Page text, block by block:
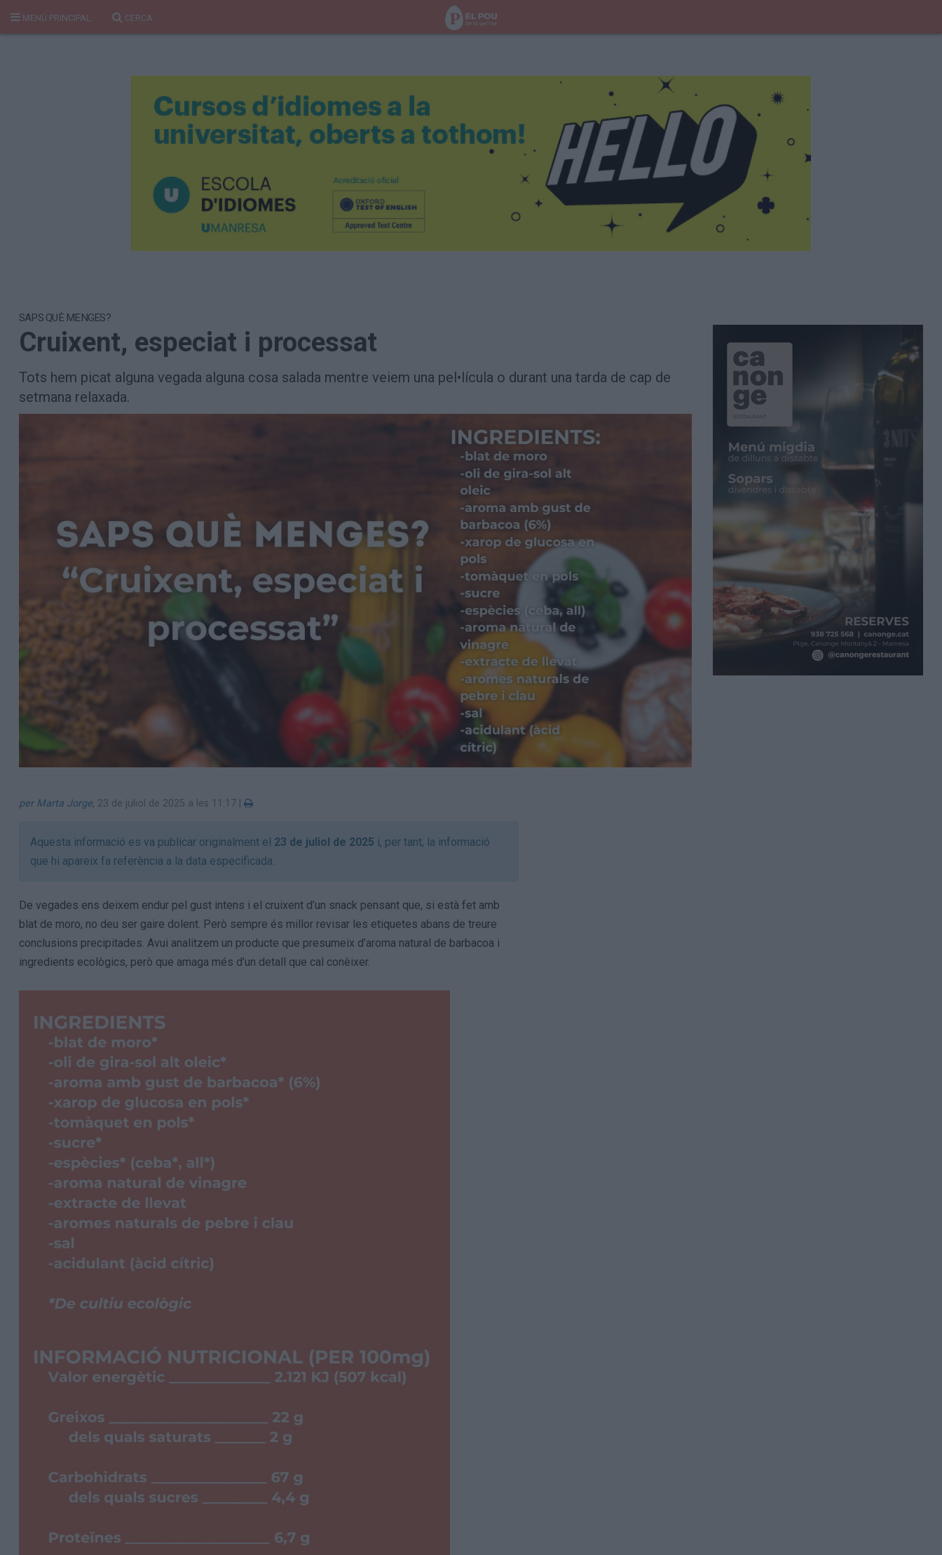
MENÚ PRINCIPAL CERCA
Aniversaris
Hemeroteca
Subscriu-te
SAPS QUÈ MENGES?
Cruixent, especiat i processat
Tots hem picat alguna vegada alguna cosa salada mentre veiem una pel•lícula o durant una tarda de cap de
setmana relaxada.
per Marta Jorge, 23 de juliol de 2025 a les 11:17
Aquesta informació es va publicar originalment el 23 de juliol de 2025 i, per tant, la informació
que hi apareix fa referència a la data especificada.
De vegades ens deixem endur pel gust intens i el cruixent d’un snack pensant que, si està fet amb
blat de moro, no deu ser gaire dolent. Però sempre és millor revisar les etiquetes abans de treure
conclusions precipitades. Avui analitzem un producte que presumeix d’aroma natural de barbacoa i
ingredients ecològics, però que amaga més d’un detall que cal conèixer.